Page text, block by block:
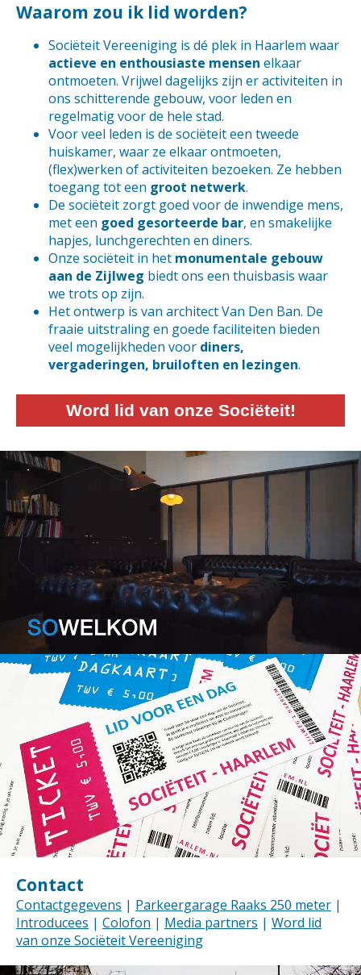
Waarom zou ik lid worden?
Sociëteit Vereeniging is dé plek in Haarlem waar
actieve en enthousiaste mensen elkaar
ontmoeten. Vrijwel dagelijks zijn er activiteiten in
ons schitterende gebouw, voor leden en
regelmatig voor de hele stad.
Voor veel leden is de sociëteit een tweede
huiskamer, waar ze elkaar ontmoeten,
(flex)werken of activiteiten bezoeken. Ze hebben
toegang tot een groot netwerk.
De sociëteit zorgt goed voor de inwendige mens,
met een goed gesorteerde bar, en smakelijke
hapjes, lunchgerechten en diners.
Onze sociëteit in het monumentale gebouw
aan de Zijlweg biedt ons een thuisbasis waar
we trots op zijn.
Het ontwerp is van architect Van Den Ban. De
fraaie uitstraling en goede faciliteiten bieden
veel mogelijkheden voor diners,
vergaderingen, bruiloften en lezingen.
Word lid van onze Sociëteit!
Contact
Contactgegevens | Parkeergarage Raaks 250 meter |
Introducees | Colofon | Media partners | Word lid
van onze Sociëteit Vereeniging